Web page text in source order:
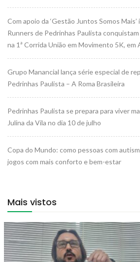
Com apoio da ‘Gestão Juntos Somos
Runners de Pedrinhas Paulista
na 1ª Corrida União em Movimento 5K, em
Grupo Manancial lança série especial de
Pedrinhas Paulista – A Roma Brasileira
Pedrinhas Paulista se prepara para viver
Julina da Vila no dia 10 de julho
Copa do Mundo: como pessoas com
jogos com mais conforto e bem-estar
Mais vistos